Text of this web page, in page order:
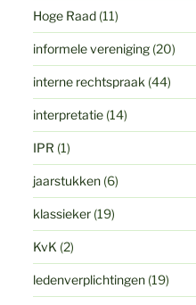
Hoge Raad(11)
informele vereniging(20)
interne rechtspraak (44)
interpretatie(14)
IPR (1)
jaarstukken(6)
klassieker(19)
KvK (2)
ledenverplichtingen(19)